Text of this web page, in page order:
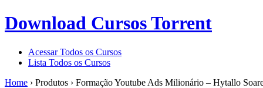
Download Cursos Torrent
Acessar Todos os Cursos
Lista Todos os Cursos
Home › Produtos › Formação Youtube Ads Milionário – Hytallo